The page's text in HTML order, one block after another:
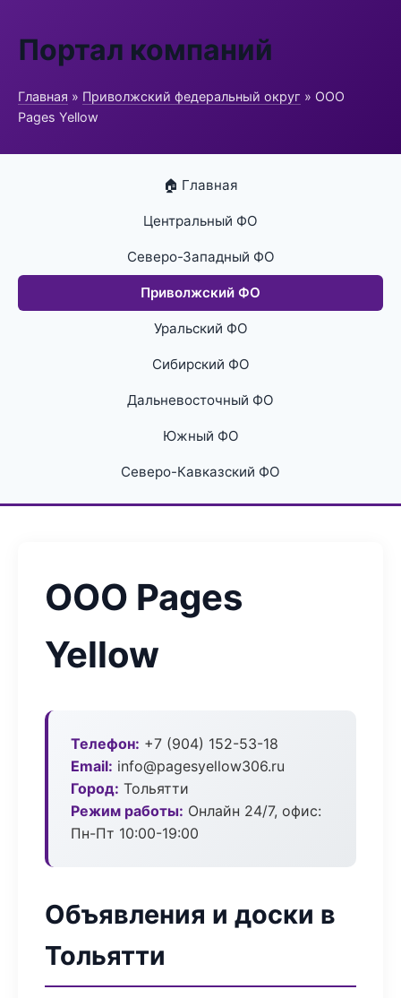
Портал компаний
Главная » Приволжский федеральный округ » ООО
Pages Yellow
🏠 Главная
Центральный ФО
Северо-Западный ФО
Приволжский ФО
Уральский ФО
Сибирский ФО
Дальневосточный ФО
Южный ФО
Северо-Кавказский ФО
ООО Pages
Yellow
Телефон: +7 (904) 152-53-18
Email: info@pagesyellow306.ru
Город: Тольятти
Режим работы: Онлайн 24/7, офис:
Пн-Пт 10:00-19:00
Объявления и доски в
Тольятти